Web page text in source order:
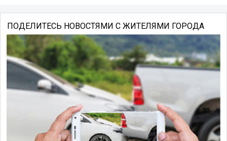
ПОДЕЛИТЕСЬ НОВОСТЯМИ С ЖИТЕЛЯМИ ГОРОДА